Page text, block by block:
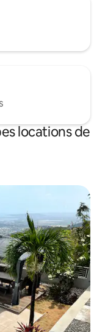
locations de